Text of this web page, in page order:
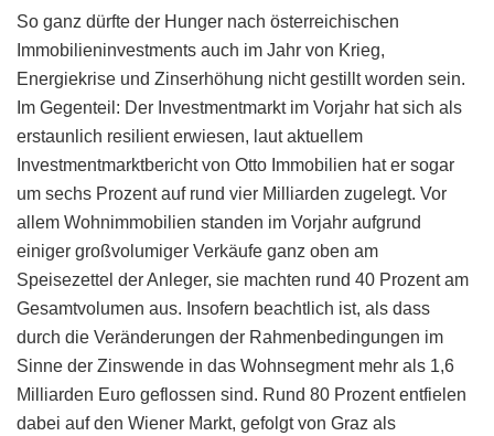
So ganz dürfte der Hunger nach österreichischen
Immobilieninvestments auch im Jahr von Krieg,
Energiekrise und Zinserhöhung nicht gestillt worden sein.
Im Gegenteil: Der Investmentmarkt im Vorjahr hat sich als
erstaunlich resilient erwiesen, laut aktuellem
Investmentmarktbericht von Otto Immobilien hat er sogar
um sechs Prozent auf rund vier Milliarden zugelegt. Vor
allem Wohnimmobilien standen im Vorjahr aufgrund
einiger großvolumiger Verkäufe ganz oben am
Speisezettel der Anleger, sie machten rund 40 Prozent am
Gesamtvolumen aus. Insofern beachtlich ist, als dass
durch die Veränderungen der Rahmenbedingungen im
Sinne der Zinswende in das Wohnsegment mehr als 1,6
Milliarden Euro geflossen sind. Rund 80 Prozent entfielen
dabei auf den Wiener Markt, gefolgt von Graz als